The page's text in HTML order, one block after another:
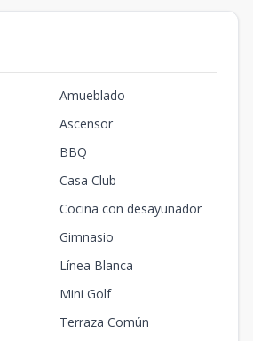
Amueblado
Ascensor
BBQ
Casa Club
Cocina con desayunador
Gimnasio
Línea Blanca
Mini Golf
Terraza Común